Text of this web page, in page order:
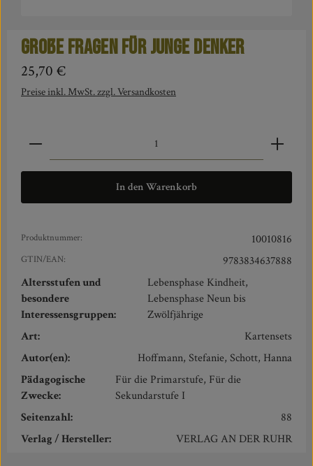
Große Fragen für junge Denker
Regulärer Preis:
25,70 €
Preise inkl. MwSt. zzgl. Versandkosten
Produkt Anzahl: Gib den gewünschten Wert ein oder
In den Warenkorb
Produktnummer: 10010816
GTIN/EAN:
9783834637888
Altersstufen und
besondere
Interessensgruppen:
Lebensphase Kindheit,
Lebensphase Neun bis
Zwölfjährige
Art:
Kartensets
Autor(en):
Hoffmann, Stefanie, Schott, Hanna
Pädagogische
Zwecke:
Für die Primarstufe, Für die
Sekundarstufe I
Seitenzahl:
88
Verlag / Hersteller:
VERLAG AN DER RUHR